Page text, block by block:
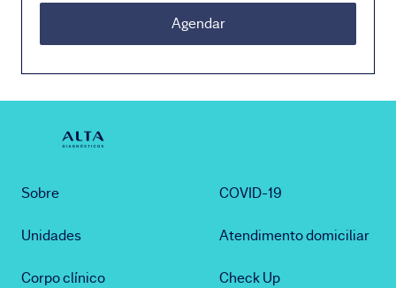
Agendar
Sobre
Unidades
Corpo clínico
COVID-19
Atendimento domiciliar
Check Up